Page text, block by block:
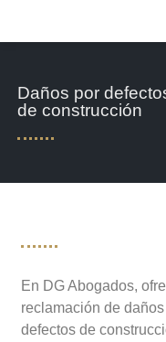
Daños por
de construcción
En DG Abogados,
reclamación de
defectos de